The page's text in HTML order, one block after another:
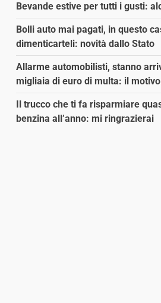
Bevande estive per tutti i gusti:
Bolli auto mai pagati, in questo
dimenticarteli: novità dallo Stato
Allarme automobilisti, stanno
migliaia di euro di multa: il
Il trucco che ti fa risparmiare
benzina all’anno: mi ringrazierai